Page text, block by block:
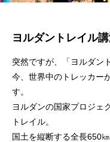
ヨルダントレイル
突然ですが、「ヨルダン
今、世界中のトレッカー
す。
ヨルダンの国家プロジェ
トレイル。
国土を縦断する全長650